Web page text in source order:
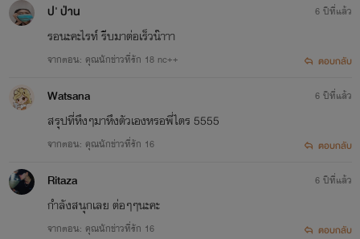
ป' ป่าน
รอนะคะไรท์ รีบมาต่อเร็วน๊าาา
จากตอน: คุณนักข่าวที่รัก 18 nc++
6 ปีที่แล้ว
ตอบกลับ
Watsana
สรุปที่หึงๆมาหึงตัวเองหรอพี่ไตร 5555
จากตอน: คุณนักข่าวที่รัก 16
6 ปีที่แล้ว
ตอบกลับ
Ritaza
กำลังสนุกเลย ต่อๆๆนะคะ
จากตอน: คุณนักข่าวที่รัก 16
6 ปีที่แล้ว
ตอบกลับ